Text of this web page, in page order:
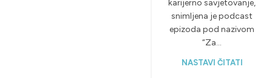
karijerno savjetovanje,
snimljena je podcast
epizoda pod nazivom
“Za...
NASTAVI ČITATI